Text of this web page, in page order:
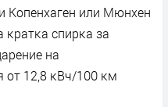
Koпeнxaгeн или Mюнxeн
ĸpaтĸa cпиpĸa зa
нa
oт 12,8 ĸBч/100 ĸм